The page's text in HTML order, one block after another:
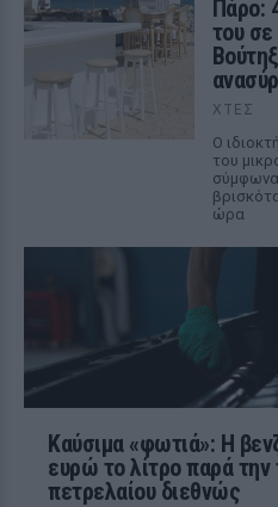
Πάρο:
του
ΧΤΕΣ
Ο
του
σύμφωνα
ώρα
Καύσιμα «φωτιά»: Η
ευρώ το λίτρο παρά
πετρελαίου διεθνώς